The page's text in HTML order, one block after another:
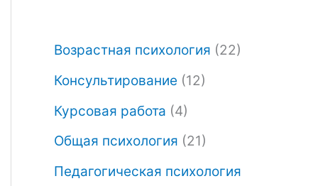
Возрастная психология (22)
Консультирование (12)
Курсовая работа (4)
Общая психология (21)
Педагогическая психология